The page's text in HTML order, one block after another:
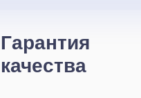
Гарантия
качества